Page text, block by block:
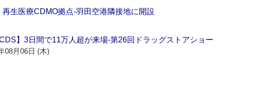
再生医療CDMO拠点‐羽田空港隣接地に開設
】3日間で11万人超が来場‐第26回ドラッグストアショー
08月06日 (木)